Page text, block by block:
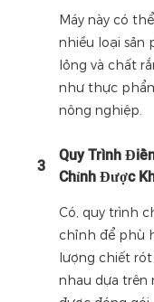
Máy này có
nhiều loại sản
lỏng và chất
như thực
nông nghiệp.
3
Quy Trình
Chỉnh Được
Có, quy trình
chỉnh để phù
lượng chiết
nhau dựa trên